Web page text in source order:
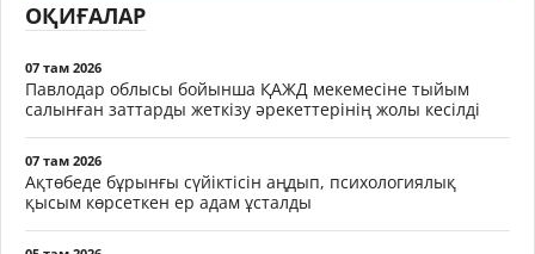
ОҚИҒАЛАР
07 там 2026
Павлодар облысы бойынша ҚАЖД мекемесіне тыйым
салынған заттарды жеткізу әрекеттерінің жолы кесілді
07 там 2026
Ақтөбеде бұрынғы сүйіктісін аңдып, психологиялық
қысым көрсеткен ер адам ұсталды